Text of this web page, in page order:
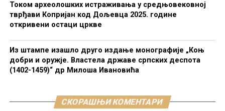
Током археолошких истраживања у средњовековној
тврђави Копријан код Дољевца 2025. године
откривени остаци цркве
Из штампе изашло друго издање монографије „Коњ
добри и оружје. Властела државе српских деспота
(1402-1459)“ др Милоша Ивановића
СКОРАШЊИ КОМЕНТАРИ